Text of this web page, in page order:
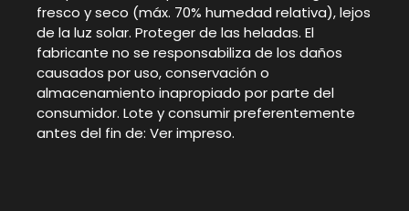
fresco y seco (máx. 70% humedad relativa), lejos
de la luz solar. Proteger de las heladas. El
fabricante no se responsabiliza de los daños
causados por uso, conservación o
almacenamiento inapropiado por parte del
consumidor. Lote y consumir preferentemente
antes del fin de: Ver impreso.